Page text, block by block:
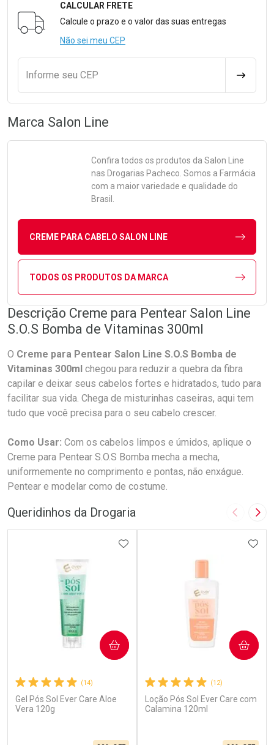
Formulário para Calcular o Frete
CALCULAR FRETE
Calcule o prazo e o valor das suas entregas
Não sei meu CEP
Informe seu CEP
Marca Salon Line
Confira todos os produtos da Salon Line
nas Drogarias Pacheco. Somos a Farmácia
com a maior variedade e qualidade do
Brasil.
CREME PARA CABELO SALON LINE
TODOS OS PRODUTOS DA MARCA
Descrição Creme para Pentear Salon Line
S.O.S Bomba de Vitaminas 300ml
O Creme para Pentear Salon Line S.O.S Bomba de
Vitaminas 300ml chegou para reduzir a quebra da fibra
capilar e deixar seus cabelos fortes e hidratados, tudo para
facilitar sua vida. Chega de misturinhas caseiras, aqui tem
tudo que você precisa para o seu cabelo crescer.
Como Usar: Com os cabelos limpos e úmidos, aplique o
Creme para Pentear S.O.S Bomba mecha a mecha,
uniformemente no comprimento e pontas, não enxágue.
Pentear e modelar como de costume.
Queridinhos da Drogaria Imagem
(14)
Gel Pós Sol Ever Care Aloe
Vera 120g
ADICIONAR AOS FAVORITOS
COMPRAR
(12)
Loção Pós Sol Ever Care com
Calamina 120ml
COMPRAR